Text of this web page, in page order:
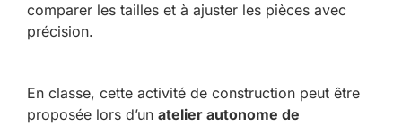
comparer les tailles et à ajuster les pièces avec
précision.
En classe, cette activité de construction peut être
proposée lors d’un atelier autonome de